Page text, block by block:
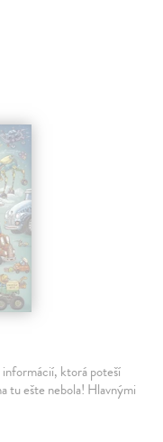
informácií, ktorá poteší
tu ešte nebola! Hlavnými